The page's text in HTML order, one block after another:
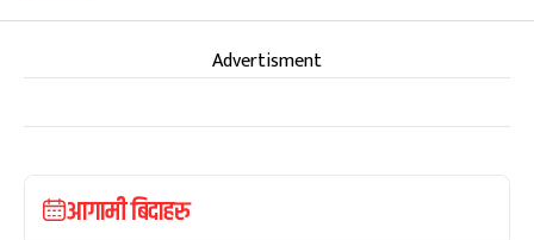
Advertisment
आगामी बिदाहरु